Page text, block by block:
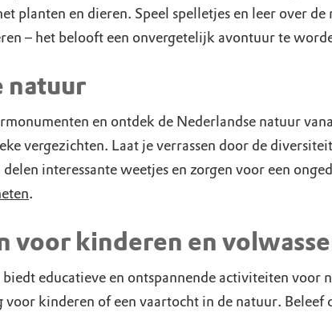
planten en dieren. Speel spelletjes en leer over
– het belooft een onvergetelijk avontuur te
natuur
en ontdek de Nederlandse natuur
vergezichten. Laat je verrassen door de
delen interessante weetjes en zorgen voor een
.
voor kinderen en
educatieve en ontspannende activiteiten voor
kinderen of een vaartocht in de natuur.